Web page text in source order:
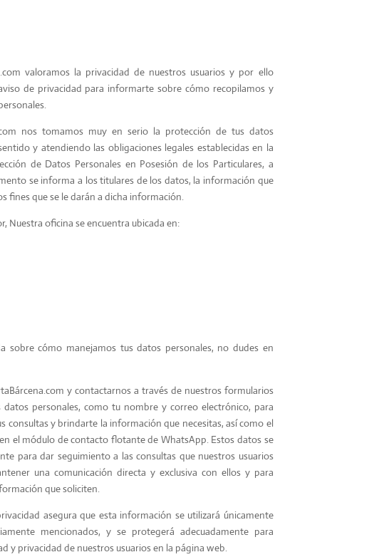
valoramos la privacidad de nuestros usuarios y por ello
de privacidad para informarte sobre cómo recopilamos y
nos tomamos muy en serio la protección de tus datos
y atendiendo las obligaciones legales establecidas en la
de Datos Personales en Posesión de los Particulares, a
se informa a los titulares de los datos, la información que
fines que se le darán a dicha información.
Nuestra oficina se encuentra ubicada en:
sobre cómo manejamos tus datos personales, no dudes en
y contactarnos a través de nuestros formularios
personales, como tu nombre y correo electrónico, para
consultas y brindarte la información que necesitas, así como el
el módulo de contacto flotante de WhatsApp. Estos datos se
para dar seguimiento a las consultas que nuestros usuarios
una comunicación directa y exclusiva con ellos y para
que soliciten.
asegura que esta información se utilizará únicamente
mencionados, y se protegerá adecuadamente para
y privacidad de nuestros usuarios en la página web.